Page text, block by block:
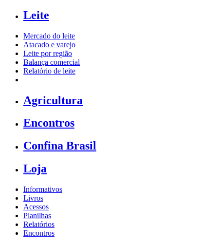
Leite
Mercado do leite
Atacado e varejo
Leite por região
Balança comercial
Relatório de leite
Agricultura
Encontros
Confina Brasil
Loja
Informativos
Livros
Acessos
Planilhas
Relatórios
Encontros